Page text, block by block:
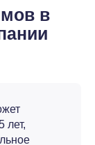
в
лет,